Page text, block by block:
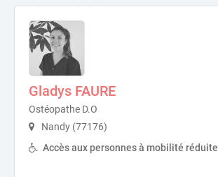
Gladys FAURE
Ostéopathe D.O
Nandy (77176)
Accès aux personnes à mobilité réduite